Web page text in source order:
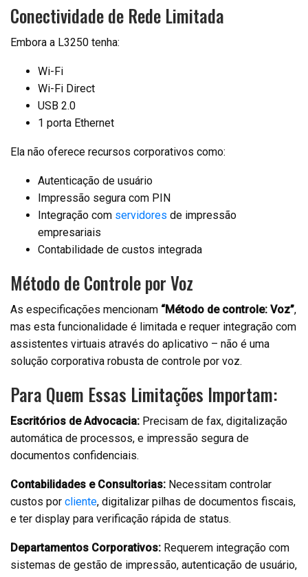
Conectividade de Rede Limitada
Embora a L3250 tenha:
Wi-Fi
Wi-Fi Direct
USB 2.0
1 porta Ethernet
Ela não oferece recursos corporativos como:
Autenticação de usuário
Impressão segura com PIN
Integração com servidores de impressão
empresariais
Contabilidade de custos integrada
Método de Controle por Voz
As especificações mencionam “Método de controle: Voz”,
mas esta funcionalidade é limitada e requer integração com
assistentes virtuais através do aplicativo – não é uma
solução corporativa robusta de controle por voz.
Para Quem Essas Limitações Importam:
Escritórios de Advocacia: Precisam de fax, digitalização
automática de processos, e impressão segura de
documentos confidenciais.
Contabilidades e Consultorias: Necessitam controlar
custos por cliente, digitalizar pilhas de documentos fiscais,
e ter display para verificação rápida de status.
Departamentos Corporativos: Requerem integração com
sistemas de gestão de impressão, autenticação de usuário,